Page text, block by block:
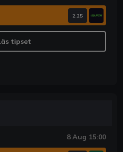
2.25
tipset
8 Aug 15:00